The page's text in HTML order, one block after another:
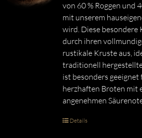
von 60 % Roggen und
mit unserem
wird. Diese besondere
durch ihren
rustikale Kruste aus,
traditionell
ist besonders
herzhaften Broten mit
angenehmen
Details